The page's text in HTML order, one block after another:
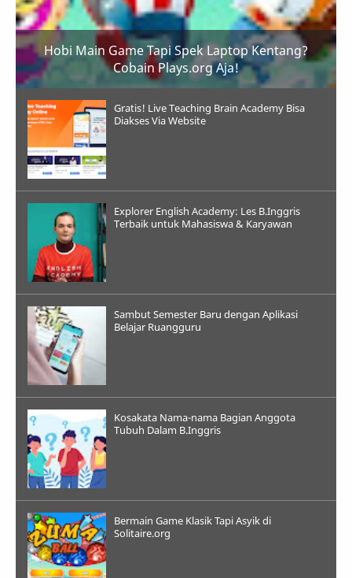
Hobi Main Game Tapi Spek Laptop Kentang?
Cobain Plays.org Aja!
Gratis! Live Teaching Brain Academy Bisa
Diakses Via Website
Explorer English Academy: Les B.Inggris
Terbaik untuk Mahasiswa & Karyawan
Sambut Semester Baru dengan Aplikasi
Belajar Ruangguru
Kosakata Nama-nama Bagian Anggota
Tubuh Dalam B.Inggris
Bermain Game Klasik Tapi Asyik di
Solitaire.org